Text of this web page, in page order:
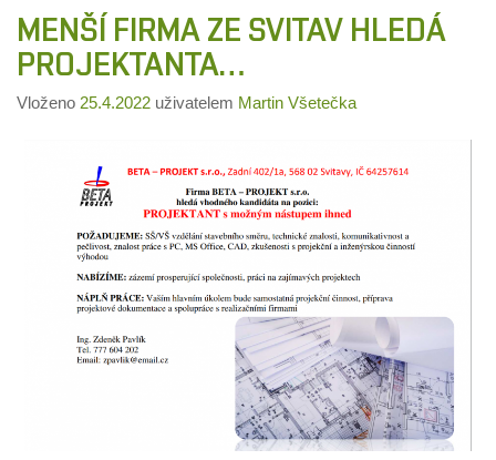
MENŠÍ FIRMA ZE SVITAV HLEDÁ
PROJEKTANTA…
Vloženo 25.4.2022 uživatelem Martin Všetečka